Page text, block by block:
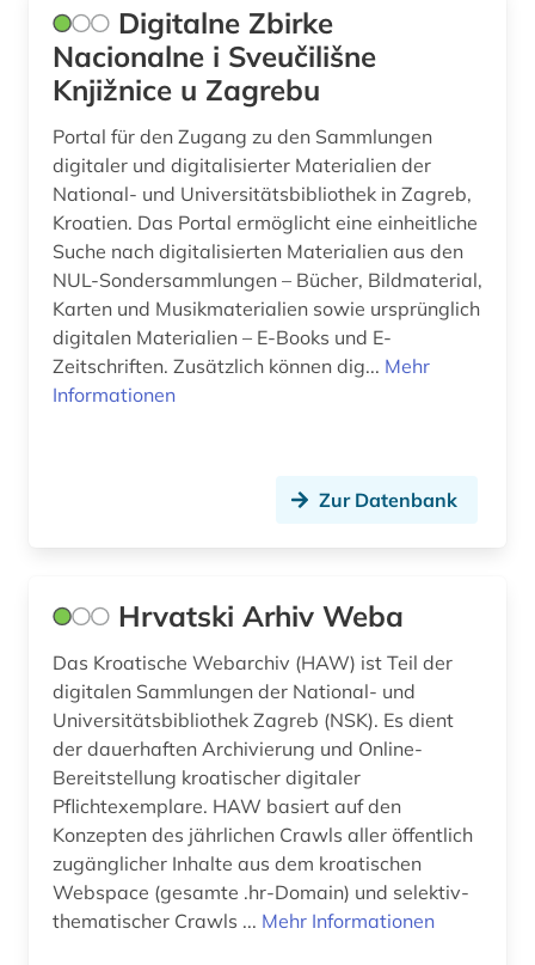
Digitalne Zbirke
Nacionalne i Sveučilišne
Knjižnice u Zagrebu
Portal für den Zugang zu den Sammlungen
digitaler und digitalisierter Materialien der
National- und Universitätsbibliothek in Zagreb,
Kroatien. Das Portal ermöglicht eine einheitliche
Suche nach digitalisierten Materialien aus den
NUL-Sondersammlungen – Bücher, Bildmaterial,
Karten und Musikmaterialien sowie ursprünglich
digitalen Materialien – E-Books und E-
Zeitschriften. Zusätzlich können dig... Mehr
Informationen
Zur Datenbank
Hrvatski Arhiv Weba
Das Kroatische Webarchiv (HAW) ist Teil der
digitalen Sammlungen der National- und
Universitätsbibliothek Zagreb (NSK). Es dient
der dauerhaften Archivierung und Online-
Bereitstellung kroatischer digitaler
Pflichtexemplare. HAW basiert auf den
Konzepten des jährlichen Crawls aller öffentlich
zugänglicher Inhalte aus dem kroatischen
Webspace (gesamte .hr-Domain) und selektiv-
thematischer Crawls ... Mehr Informationen